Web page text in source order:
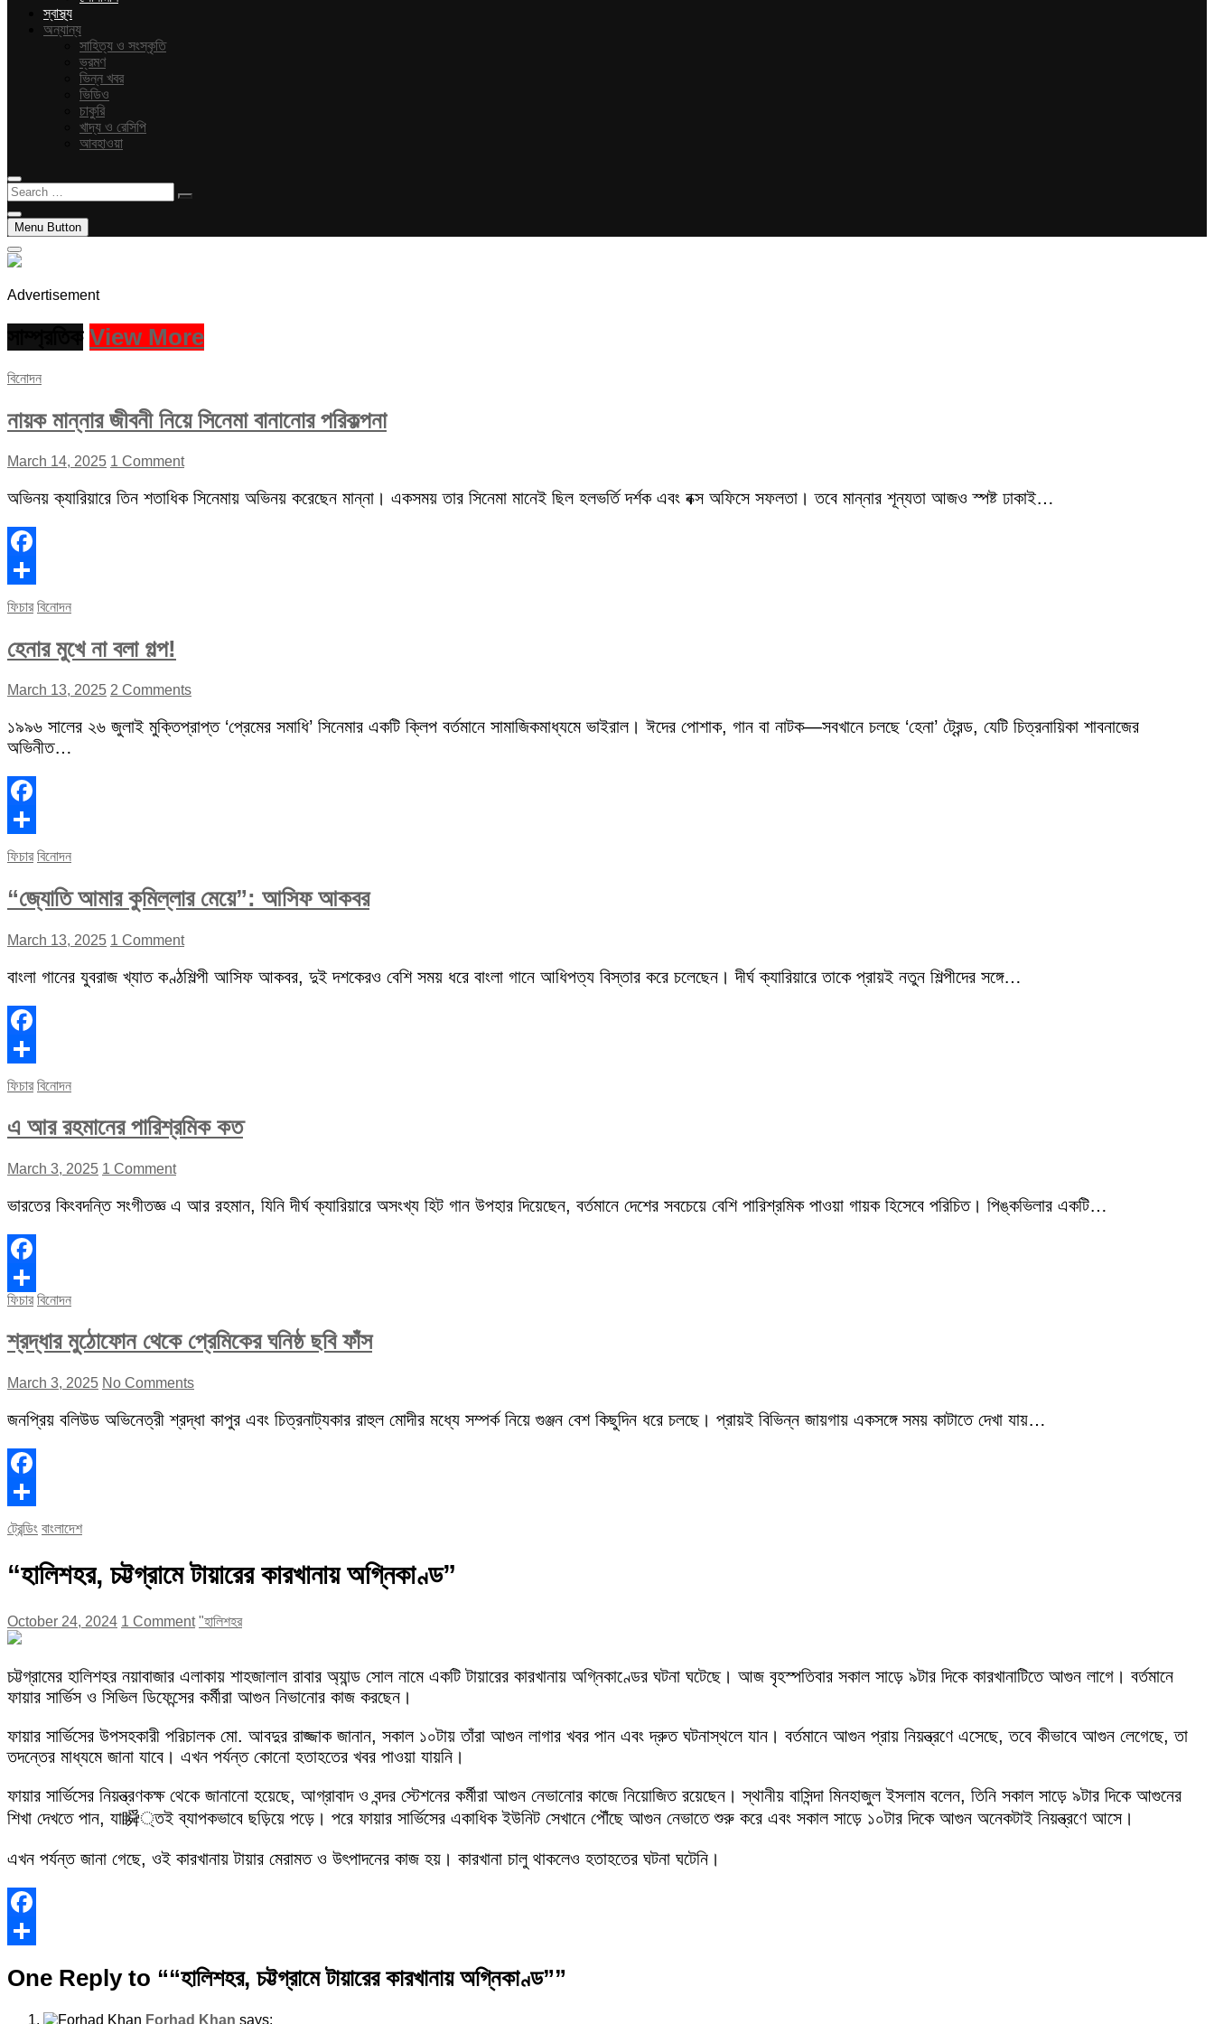
স্বাস্থ্য
অন্যান্য
সাহিত্য ও সংস্কৃতি
ভ্রমণ
ভিন্ন খবর
ভিডিও
চাকুরি
খাদ্য ও রেসিপি
আবহাওয়া
Search
…
Menu Button
Advertisement
View More
বিনোদন
নায়ক মান্নার জীবনী নিয়ে সিনেমা বানানোর পরিকল্পনা
March 14, 2025 1 Comment
অভিনয় ক্যারিয়ারে তিন শতাধিক সিনেমায় অভিনয় করেছেন মান্না। একসময় তার সিনেমা মানেই ছিল হলভর্তি দর্শক এবং বক্স অফিসে সফলতা। তবে মান্নার শূন্যতা আজও স্পষ্ট ঢাকাই…
Facebook
Share
ফিচার বিনোদন
হেনার মুখে না বলা গল্প!
March 13, 2025 2 Comments
১৯৯৬ সালের ২৬ জুলাই মুক্তিপ্রাপ্ত ‘প্রেমের সমাধি’ সিনেমার একটি ক্লিপ বর্তমানে সামাজিকমাধ্যমে ভাইরাল। ঈদের পোশাক, গান বা নাটক—সবখানে চলছে ‘হেনা’ ট্রেন্ড, যেটি চিত্রনায়িকা শাবনাজের
অভিনীত…
Facebook
Share
ফিচার বিনোদন
“জ্যোতি আমার কুমিল্লার মেয়ে”: আসিফ আকবর
March 13, 2025 1 Comment
বাংলা গানের যুবরাজ খ্যাত কণ্ঠশিল্পী আসিফ আকবর, দুই দশকেরও বেশি সময় ধরে বাংলা গানে আধিপত্য বিস্তার করে চলেছেন। দীর্ঘ ক্যারিয়ারে তাকে প্রায়ই নতুন শিল্পীদের সঙ্গে…
Facebook
Share
ফিচার বিনোদন
এ আর রহমানের পারিশ্রমিক কত
March 3, 2025 1 Comment
ভারতের কিংবদন্তি সংগীতজ্ঞ এ আর রহমান, যিনি দীর্ঘ ক্যারিয়ারে অসংখ্য হিট গান উপহার দিয়েছেন, বর্তমানে দেশের সবচেয়ে বেশি পারিশ্রমিক পাওয়া গায়ক হিসেবে পরিচিত। পিঙ্কভিলার একটি…
Facebook
Share
ফিচার বিনোদন
শ্রদ্ধার মুঠোফোন থেকে প্রেমিকের ঘনিষ্ঠ ছবি ফাঁস
March 3, 2025 No Comments
জনপ্রিয় বলিউড অভিনেত্রী শ্রদ্ধা কাপুর এবং চিত্রনাট্যকার রাহুল মোদীর মধ্যে সম্পর্ক নিয়ে গুঞ্জন বেশ কিছুদিন ধরে চলছে। প্রায়ই বিভিন্ন জায়গায় একসঙ্গে সময় কাটাতে দেখা যায়…
Facebook
Share
ট্রেন্ডিং বাংলাদেশ
“হালিশহর, চট্টগ্রামে টায়ারের কারখানায় অগ্নিকাণ্ড”
October 24, 2024 1 Comment "হালিশহর
চট্টগ্রামের হালিশহর নয়াবাজার এলাকায় শাহজালাল রাবার অ্যান্ড সোল নামে একটি টায়ারের কারখানায় অগ্নিকাণ্ডের ঘটনা ঘটেছে। আজ বৃহস্পতিবার সকাল সাড়ে ৯টার দিকে কারখানাটিতে আগুন লাগে। বর্তমানে
ফায়ার সার্ভিস ও সিভিল ডিফেন্সের কর্মীরা আগুন নিভানোর কাজ করছেন।
ফায়ার সার্ভিসের উপসহকারী পরিচালক মো. আবদুর রাজ্জাক জানান, সকাল ১০টায় তাঁরা আগুন লাগার খবর পান এবং দ্রুত ঘটনাস্থলে যান। বর্তমানে আগুন প্রায় নিয়ন্ত্রণে এসেছে, তবে কীভাবে আগুন লেগেছে, তা
তদন্তের মাধ্যমে জানা যাবে। এখন পর্যন্ত কোনো হতাহতের খবর পাওয়া যায়নি।
ফায়ার সার্ভিসের নিয়ন্ত্রণকক্ষ থেকে জানানো হয়েছে, আগ্রাবাদ ও বন্দর স্টেশনের কর্মীরা আগুন নেভানোর কাজে নিয়োজিত রয়েছেন। স্থানীয় বাসিন্দা মিনহাজুল ইসলাম বলেন, তিনি সকাল সাড়ে ৯টার দিকে আগুনের
শিখা দেখতে পান, যা瞬্তই ব্যাপকভাবে ছড়িয়ে পড়ে। পরে ফায়ার সার্ভিসের একাধিক ইউনিট সেখানে পৌঁছে আগুন নেভাতে শুরু করে এবং সকাল সাড়ে ১০টার দিকে আগুন অনেকটাই নিয়ন্ত্রণে আসে।
এখন পর্যন্ত জানা গেছে, ওই কারখানায় টায়ার মেরামত ও উৎপাদনের কাজ হয়। কারখানা চালু থাকলেও হতাহতের ঘটনা ঘটেনি।
Facebook
One Reply to ““হালিশহর, চট্টগ্রামে টায়ারের কারখানায় অগ্নিকাণ্ড””
Forhad Khan says: